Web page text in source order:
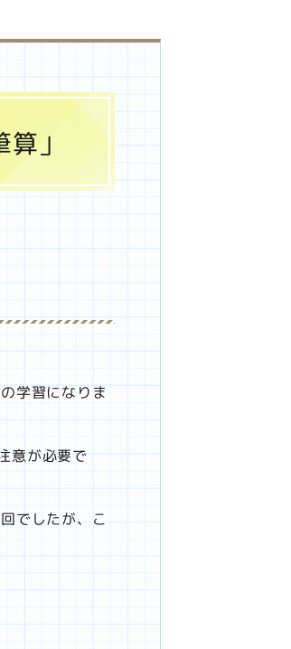
」
学習になりま
意が必要で
でしたが、こ